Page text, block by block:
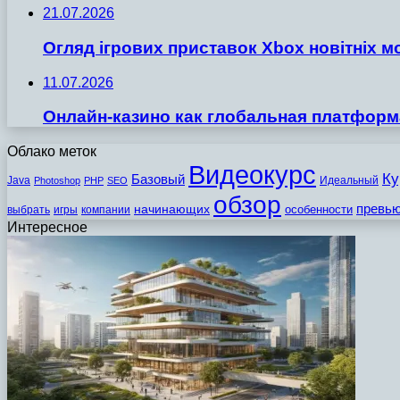
21.07.2026
Огляд ігрових приставок Xbox новітніх
11.07.2026
Онлайн-казино как глобальная
Облако меток
Java Photoshop PHP SEO Базовый Видеокурс Идеальный
выбрать игры компании начинающих обзор особенности
Интересное